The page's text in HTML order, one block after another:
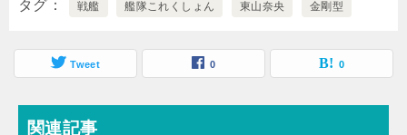
タグ 戦艦 艦隊これくしょん 東山奈央 金剛型
Tweet 0 0
関連記事